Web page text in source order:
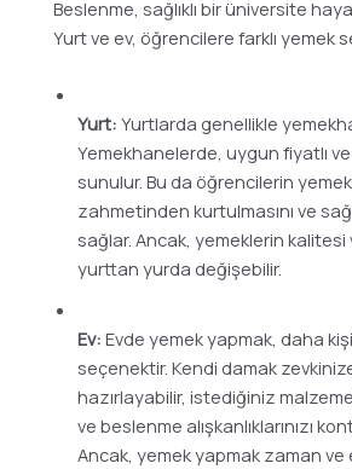
Beslenme, sağlıklı bir üniversite
Yurt ve ev, öğrencilere farklı yemek
Yurt: Yurtlarda genellikle
Yemekhanelerde, uygun fiyatlı
sunulur. Bu da öğrencilerin
zahmetinden kurtulmasını ve
sağlar. Ancak, yemeklerin kalitesi
yurttan yurda değişebilir.
Ev: Evde yemek yapmak, daha
seçenektir. Kendi damak
hazırlayabilir, istediğiniz
ve beslenme alışkanlıklarınızı
Ancak, yemek yapmak zaman ve